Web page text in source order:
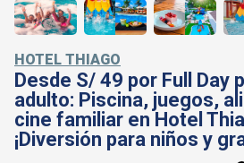
HOTEL THIAGO
Desde S/ 49 por Full Day
adulto: Piscina, juegos,
cine familiar en Hotel
¡Diversión para niños y